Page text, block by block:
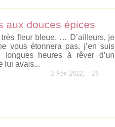
aux douces épices
très fleur bleue. … D’ailleurs, je
vous étonnera pas, j’en suis
longues heures à rêver d’un
lui avais...
2 Fév 2012, 25